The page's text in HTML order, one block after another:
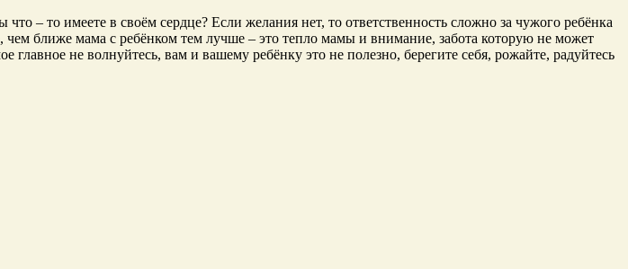
– то имеете в своём сердце? Если желания нет, то ответственность сложно за чужого ребёнка
ближе мама с ребёнком тем лучше – это тепло мамы и внимание, забота которую не может
не волнуйтесь, вам и вашему ребёнку это не полезно, берегите себя, рожайте, радуйтесь